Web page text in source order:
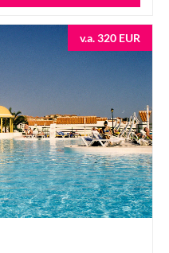
v.a. 320 EUR